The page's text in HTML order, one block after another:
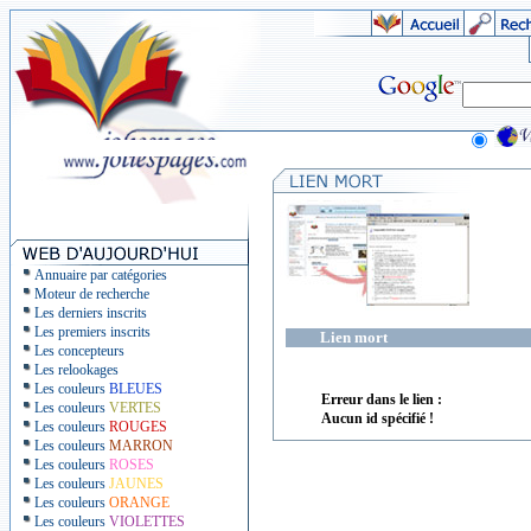
Annuaire par catégories
Moteur de recherche
Les derniers inscrits
Les premiers inscrits
Les concepteurs
Les relookages
Les couleurs BLEUES
Les couleurs VERTES
Les couleurs ROUGES
Les couleurs MARRON
Les couleurs ROSES
Les couleurs JAUNES
Les couleurs ORANGE
Les couleurs VIOLETTES
Lien mort
Erreur dans le lien :
Aucun id spécifié !